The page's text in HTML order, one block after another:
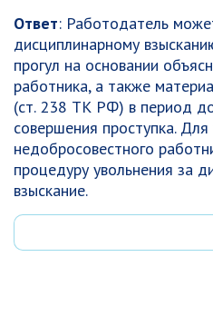
Ответ: Работодатель
дисциплинарному
прогул на основании
работника, а также
(ст. 238 ТК РФ) в период
совершения проступка. Для
недобросовестного
процедуру увольнения за
взыскание.